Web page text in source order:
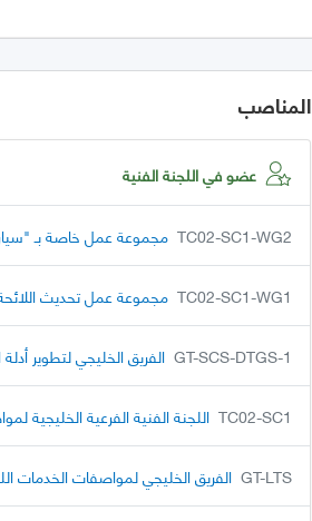
المناصب
عضو في اللجنة الفنية
TC02-SC1-WG2 مجموعة عمل خاصة بـ
TC02-SC1-WG1 مجموعة عمل تحديث اللائحة
GT-SCS-DTGS-1 الفريق الخليجي لتطوير
TC02-SC1 اللجنة الفنية الفرعية الخليجية
GT-LTS الفريق الخليجي لمواصفات الخدمات